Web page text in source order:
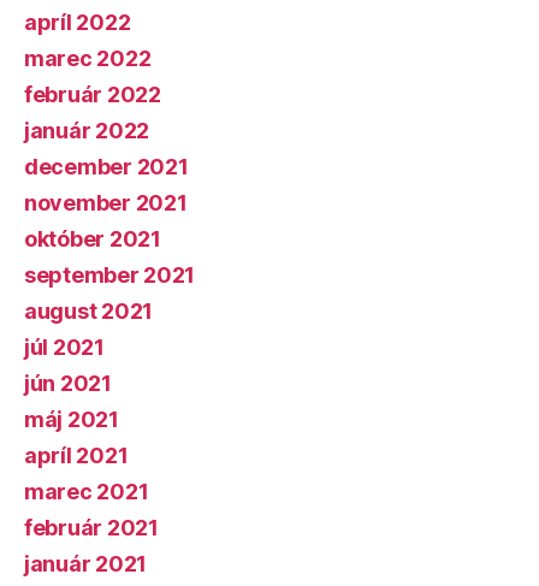
apríl 2022
marec 2022
február 2022
január 2022
december 2021
november 2021
október 2021
september 2021
august 2021
júl 2021
jún 2021
máj 2021
apríl 2021
marec 2021
február 2021
január 2021